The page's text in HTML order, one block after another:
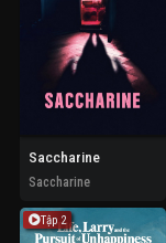
Saccharine
Saccharine
Tập 2